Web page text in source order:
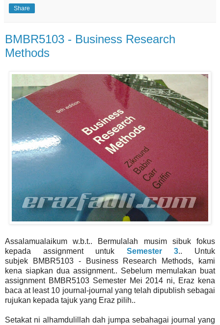
Share
BMBR5103 - Business Research
Methods
Assalamualaikum w.b.t.. Bermulalah musim sibuk fokus
kepada assignment untuk Semester 3.. Untuk
subjek BMBR5103 - Business Research Methods, kami
kena siapkan dua assignment.. Sebelum memulakan buat
assignment BMBR5103 Semester Mei 2014 ni, Eraz kena
baca at least 10 journal-journal yang telah dipublish sebagai
rujukan kepada tajuk yang Eraz pilih..
Setakat ni alhamdulillah dah jumpa sebahagai journal yang